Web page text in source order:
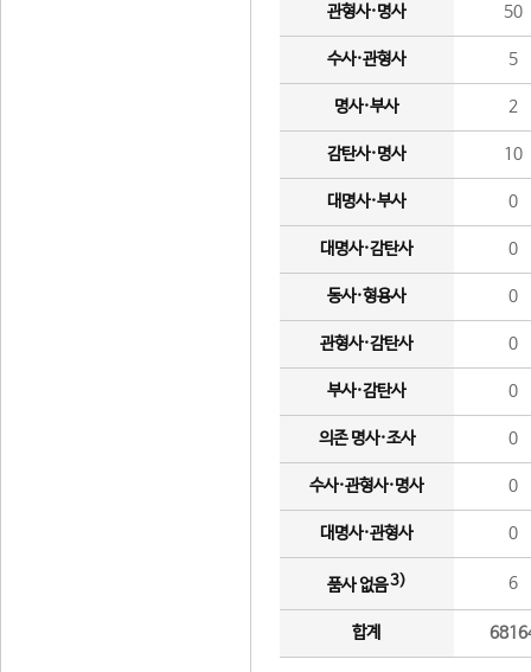
관형사·명사 50
수사·관형사 5
명사·부사 2
감탄사·명사 10
대명사·부사 0
대명사·감탄사 0
동사·형용사 0
관형사·감탄사 0
부사·감탄사 0
의존 명사·조사 0
수사·관형사·명사 0
대명사·관형사 0
품사 없음3) 6
합계